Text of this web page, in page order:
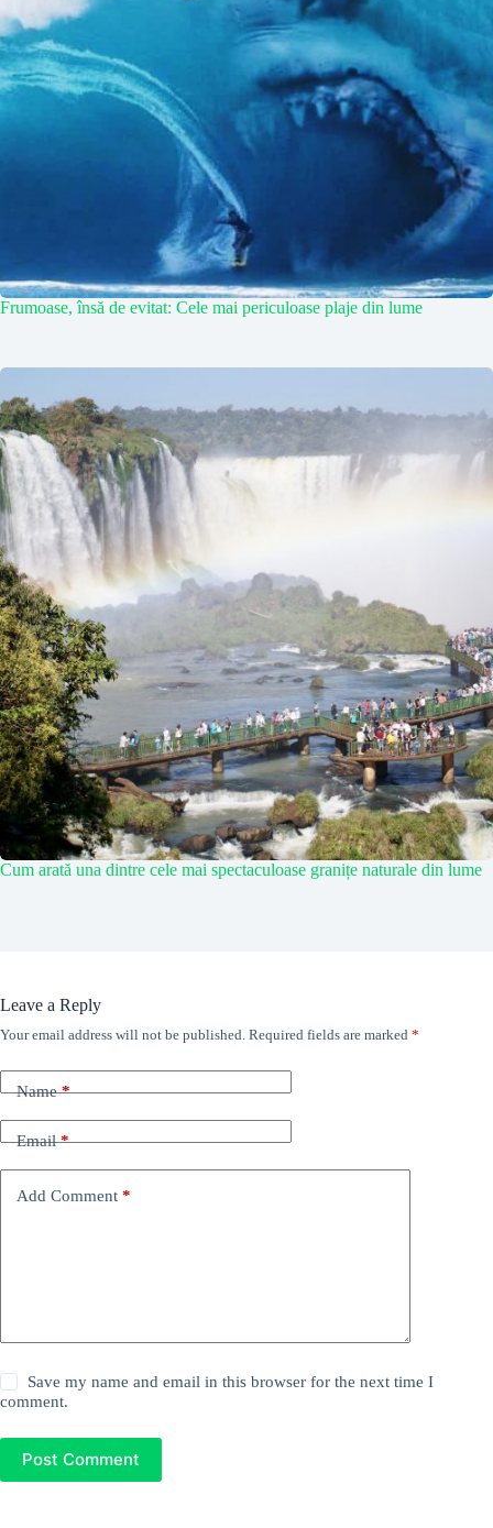
Frumoase, însă de evitat: Cele mai periculoase plaje din lume
Cum arată una dintre cele mai spectaculoase granițe naturale din lume
Leave a Reply
Your email address will not be published. Required fields are marked *
Name*
Email*
Add Comment *
Save my name and email in this browser for the next time I
comment.
Post Comment